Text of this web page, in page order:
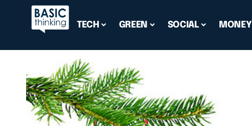
TECH GREEN SOCIAL MONEY